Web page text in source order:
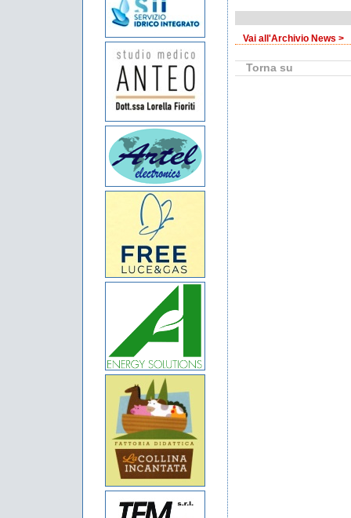
Vai all'Archivio News >
Torna su